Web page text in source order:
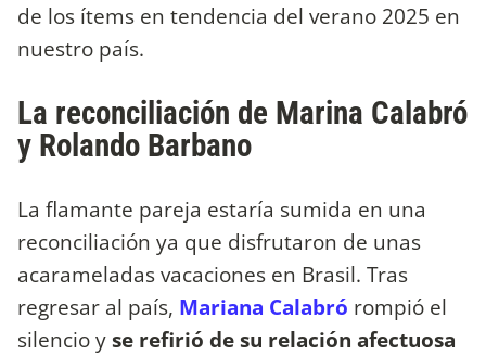
de los ítems en tendencia del verano 2025 en
nuestro país.
La reconciliación de Marina Calabró
y Rolando Barbano
La flamante pareja estaría sumida en una
reconciliación ya que disfrutaron de unas
acarameladas vacaciones en Brasil. Tras
regresar al país, Mariana Calabró rompió el
silencio yse refirió de su relación afectuosa